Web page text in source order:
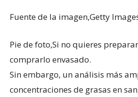
Fuente de la imagen,Getty
Pie de foto,Si no quieres
comprarlo envasado.
Sin embargo, un análisis más
concentraciones de grasas en